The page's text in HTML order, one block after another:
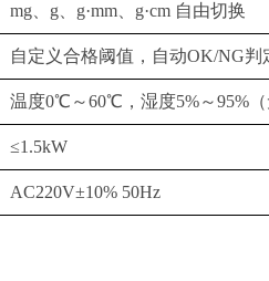
mg、g、g·mm、g·cm 自由切换
自定义合格阈值，自动OK/NG判
温度0℃～60℃，湿度5%～95%
≤1.5kW
AC220V±10% 50Hz